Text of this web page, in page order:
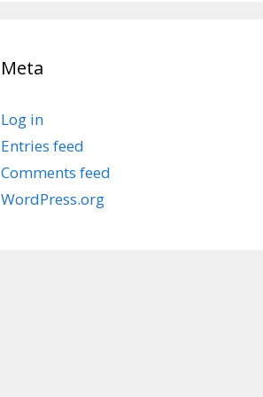
Meta
Log in
Entries feed
Comments feed
WordPress.org